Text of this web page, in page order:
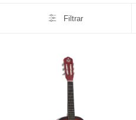
Filtrar